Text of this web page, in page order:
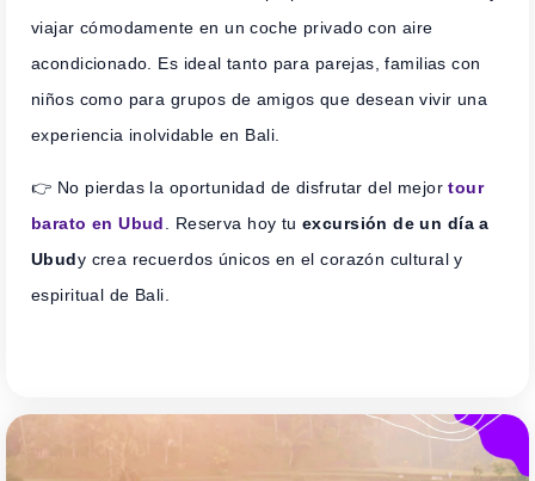
viajar cómodamente en un coche privado con aire
acondicionado. Es ideal tanto para parejas, familias con
niños como para grupos de amigos que desean vivir una
experiencia inolvidable en Bali.
👉 No pierdas la oportunidad de disfrutar del mejortour
barato en Ubud
. Reserva hoy tuexcursión de un día a
Ubudy crea recuerdos únicos en el corazón cultural y
espiritual de Bali.